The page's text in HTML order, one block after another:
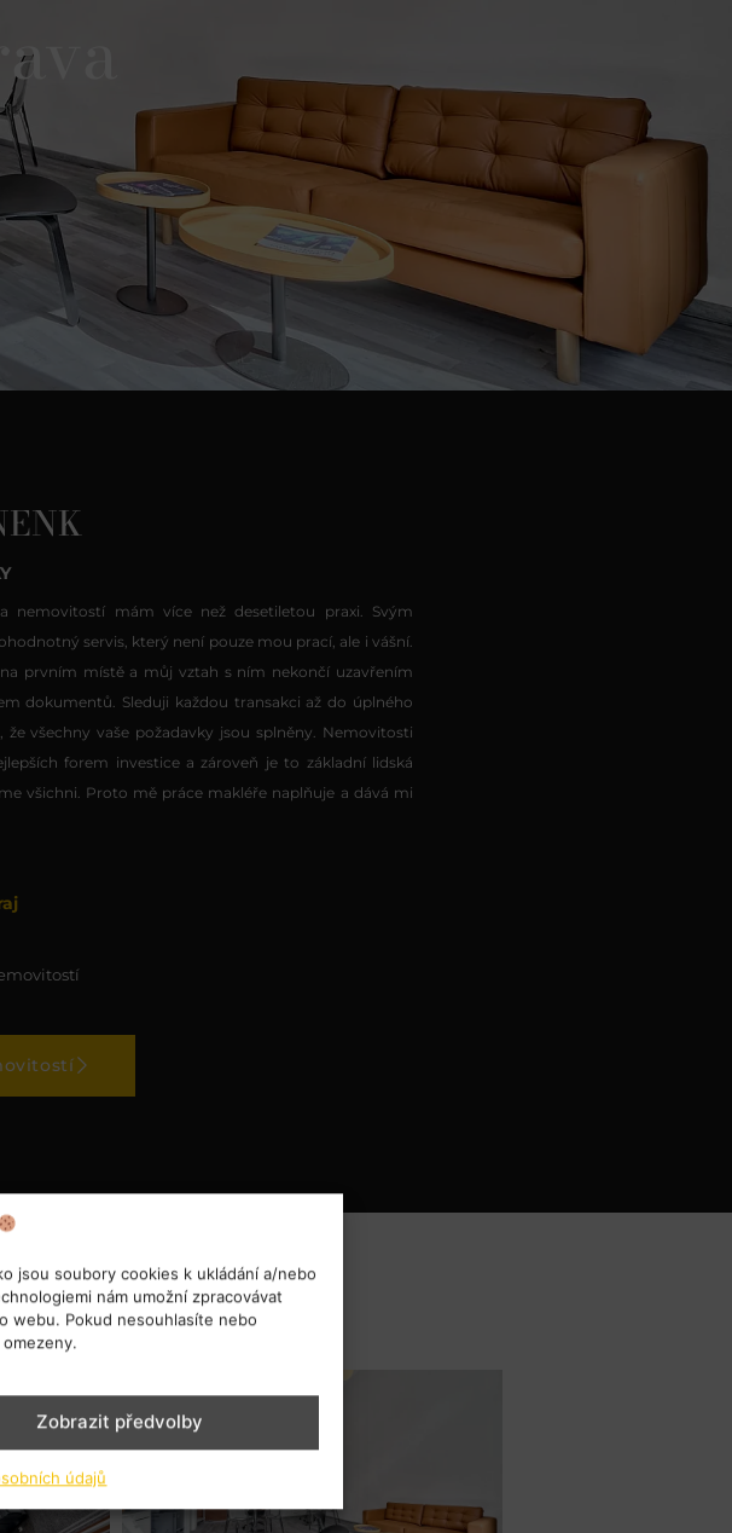
jsou soubory cookies k ukládání a/nebo
nám umožní zpracovávat
webu. Pokud nesouhlasíte nebo
Zobrazit předvolby
údajů
nemovitostí mám více než desetiletou praxi. Svým
servis, který není pouze mou prací, ale i vášní.
prvním místě a můj vztah s ním nekončí uzavřením
dokumentů. Sleduji každou transakci až do úplného
že všechny vaše požadavky jsou splněny. Nemovitosti
forem investice a zároveň je to základní lidská
všichni. Proto mě práce makléře naplňuje a dává mi